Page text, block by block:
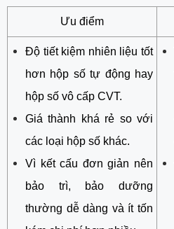
Ưu điểm
Độ tiết kiệm nhiên liệu tốt
hơn hộp số tự động hay
hộp số vô cấp CVT.
Giá thành khá rẻ so với
các loại hộp số khác.
Vì kết cấu đơn giản nên
bảo trì, bảo dưỡng
thường dễ dàng và ít tốn